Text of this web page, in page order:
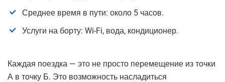
Среднее время в пути: около 5 часов.
Услуги на борту: Wi-Fi, вода, кондиционер.
Каждая поездка — это не просто перемещение из точки
А в точку Б. Это возможность насладиться